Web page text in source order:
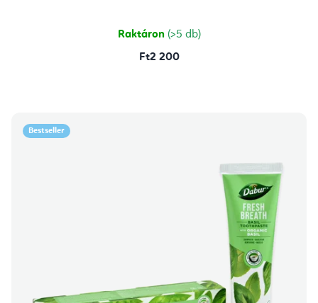
csillag.
Raktáron (>5 db)
Ft2 200
Bestseller